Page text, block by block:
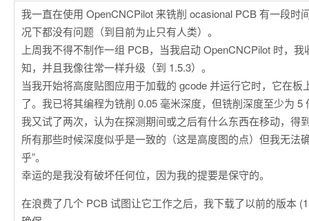
我一直在使用 OpenCNCPilot 来铣削 ocasional PCB 有一段时
况下都没有问题（到目前为止只有人类）。
上周我不得不制作一组 PCB，当我启动 OpenCNCPilot 时，
知，并且我像往常一样升级（到 1.5.3）。
当我开始将高度贴图应用于加载的 gcode 并运行它时，它在板
了。我已将其编程为铣削 0.05 毫米深度，但铣削深度至少为 5
我又试了两次，认为在探测期间或之后有什么东西在移动，得
所有那些时候深度似乎是一致的（这是高度图的点）但我无法
乎”。
幸运的是我没有破坏任何位，因为我的提要是保守的。
在浪费了几个 PCB 试图让它工作之后，我下载了以前的版本